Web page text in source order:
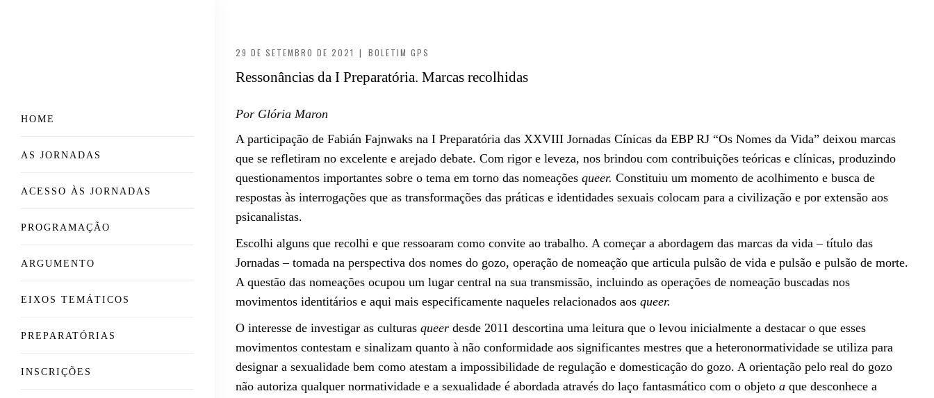
HOME
AS JORNADAS
ACESSO ÀS JORNADAS
PROGRAMAÇÃO
ARGUMENTO
EIXOS TEMÁTICOS
PREPARATÓRIAS
INSCRIÇÕES
29 DE SETEMBRO DE 2021 | BOLETIM GPS
Ressonâncias da I Preparatória. Marcas recolhidas
Por Glória Maron
A participação de Fabián Fajnwaks na I Preparatória das XXVIII Jornadas Cínicas da EBP RJ “Os Nomes da Vida” deixou marcas
que se refletiram no excelente e arejado debate. Com rigor e leveza, nos brindou com contribuições teóricas e clínicas, produzindo
questionamentos importantes sobre o tema em torno das nomeaçõesqueer. Constituiu um momento de acolhimento e busca de
respostas às interrogações que as transformações das práticas e identidades sexuais colocam para a civilização e por extensão aos
psicanalistas.
Escolhi alguns que recolhi e que ressoaram como convite ao trabalho. A começar a abordagem das marcas da vida – título das
Jornadas – tomada na perspectiva dos nomes do gozo, operação de nomeação que articula pulsão de vida e pulsão e pulsão de morte.
A questão das nomeações ocupou um lugar central na sua transmissão, incluindo as operações de nomeação buscadas nos
movimentos identitários e aqui mais especificamente naqueles relacionados aosqueer.
O interesse de investigar as culturasqueerdesde 2011 descortina uma leitura que o levou inicialmente a destacar o que esses
movimentos contestam e sinalizam quanto à não conformidade aos significantes mestres que a heteronormatividade se utiliza para
designar a sexualidade bem como atestam a impossibilidade de regulação e domesticação do gozo. A orientação pelo real do gozo
não autoriza qualquer normatividade e a sexualidade é abordada através do laço fantasmático com o objetoaque desconhece a